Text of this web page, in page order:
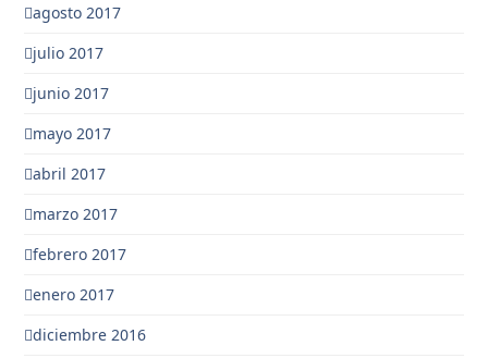
agosto 2017
julio 2017
junio 2017
mayo 2017
abril 2017
marzo 2017
febrero 2017
enero 2017
diciembre 2016